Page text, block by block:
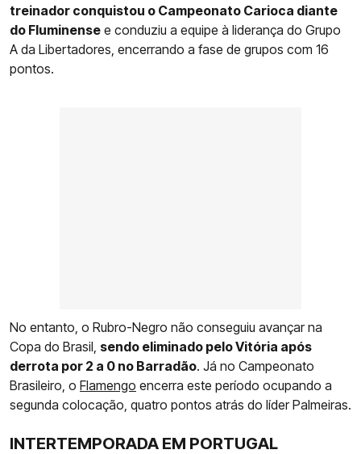
treinador conquistou o Campeonato Carioca diante
do Fluminense e conduziu a equipe à liderança do Grupo
A da Libertadores, encerrando a fase de grupos com 16
pontos.
No entanto, o Rubro-Negro não conseguiu avançar na
Copa do Brasil, sendo eliminado pelo Vitória após
derrota por 2 a 0 no Barradão. Já no Campeonato
Brasileiro, o Flamengo encerra este período ocupando a
segunda colocação, quatro pontos atrás do líder Palmeiras.
INTERTEMPORADA EM PORTUGAL